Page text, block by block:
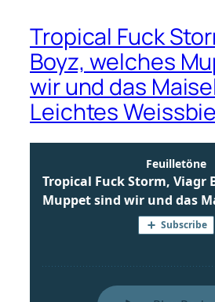
Tropical Fuck
Boyz, welches
wir und das
Leichtes